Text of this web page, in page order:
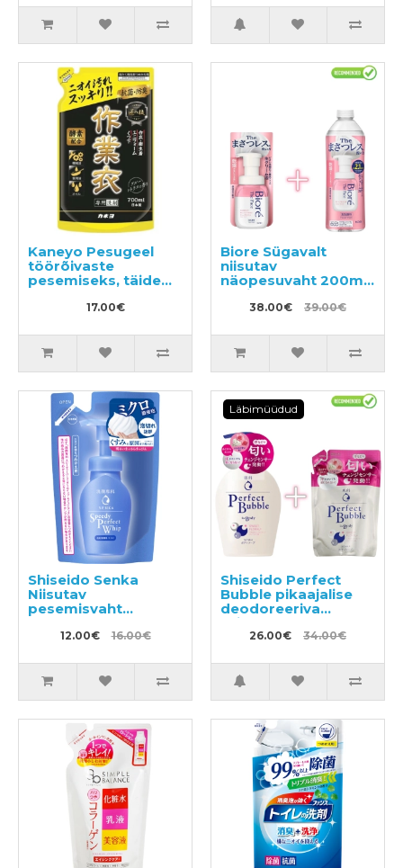
Kaneyo Pesugeel
töörõivaste
pesemiseks, täide
17.00€
Biore Sügavalt
niisutav
näopesuvaht 200ml
+ täide 340ml
38.00€ 39.00€
Shiseido Senka
Niisutav
pesemisvaht
täitepakend 130ml
12.00€ 16.00€
Läbimüüdud
Shiseido Perfect
Bubble pikaajalise
deodoreeriva
toimega
hüaluroonhappega
täitepakend 350ml
26.00€ 34.00€